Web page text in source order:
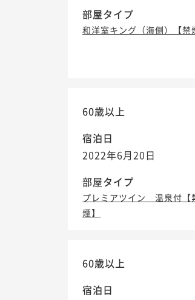
部屋タイプ
和洋室キング（海側）【禁
60歳以上
宿泊日
2022年6月20日
部屋タイプ
プレミアツイン 温泉付【
煙】
60歳以上
宿泊日